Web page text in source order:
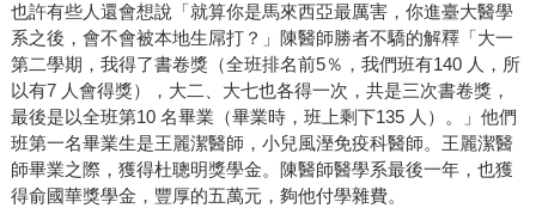
也許有些人還會想說「就算你是馬來西亞最厲害，你進臺大醫學
系之後，會不會被本地生屌打？」陳醫師勝者不驕的解釋「大一
第二學期，我得了書卷獎（全班排名前5％，我們班有140 人，所
以有7 人會得獎），大二、大七也各得一次，共是三次書卷獎，
最後是以全班第10 名畢業（畢業時，班上剩下135 人）。」他們
班第一名畢業生是王麗潔醫師，小兒風溼免疫科醫師。王麗潔醫
師畢業之際，獲得杜聰明獎學金。陳醫師醫學系最後一年，也獲
得俞國華獎學金，豐厚的五萬元，夠他付學雜費。